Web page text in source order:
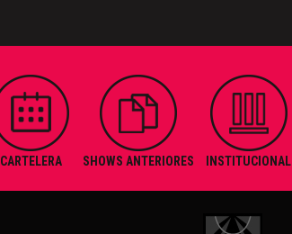
CARTELERA SHOWS ANTERIORES INSTITUCIONAL